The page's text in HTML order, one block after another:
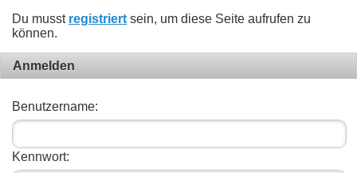
Du musst registriert sein, um diese Seite aufrufen zu
können.
Anmelden
Benutzername:
Kennwort: